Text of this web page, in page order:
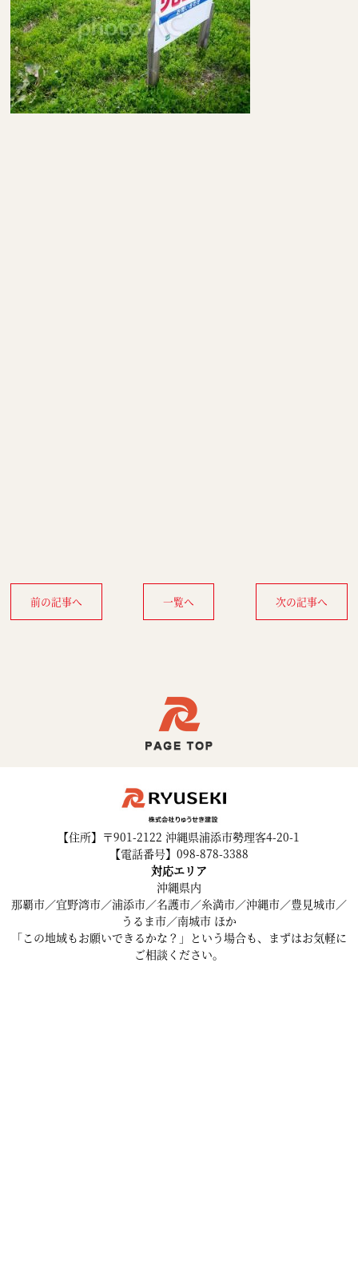
前の記事へ 一覧へ 次の記事へ
【住所】〒901-2122 沖縄県浦添市勢理客4-20-1
【電話番号】098-878-3388
対応エリア
沖縄県内
那覇市／宜野湾市／浦添市／名護市／糸満市／沖縄市／豊見城市／
うるま市／南城市 ほか
「この地域もお願いできるかな？」という場合も、まずはお気軽に
ご相談ください。